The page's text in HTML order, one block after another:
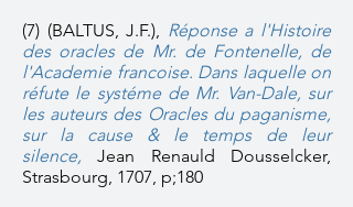
(7) (BALTUS, J.F.), Réponse a l'Histoire
des oracles de Mr. de Fontenelle, de
l'Academie francoise. Dans laquelle on
réfute le systéme de Mr. Van-Dale, sur
les auteurs des Oracles du paganisme,
sur la cause & le temps de leur
silence,Jean Renauld Dousselcker,
Strasbourg, 1707, p;180